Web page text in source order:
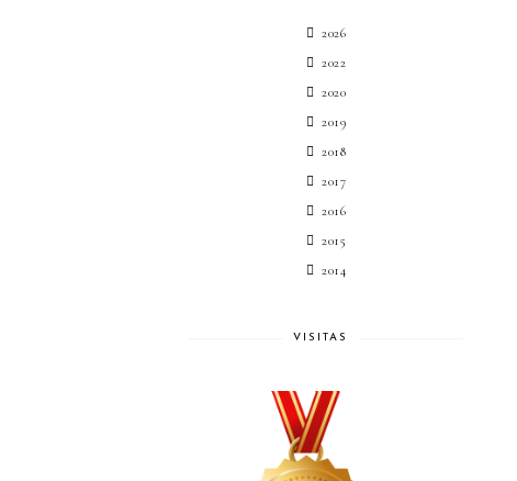
2026
2022
2020
2019
2018
2017
2016
2015
2014
VISITAS